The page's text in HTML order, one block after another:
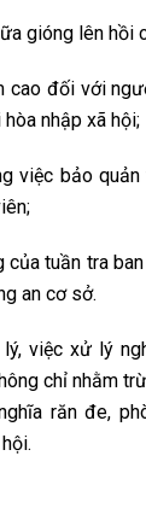
gióng lên hồi
cao đối với
nhập xã hội;
việc bảo
của tuần tra
an cơ sở.
việc xử lý
chỉ nhằm
răn đe,